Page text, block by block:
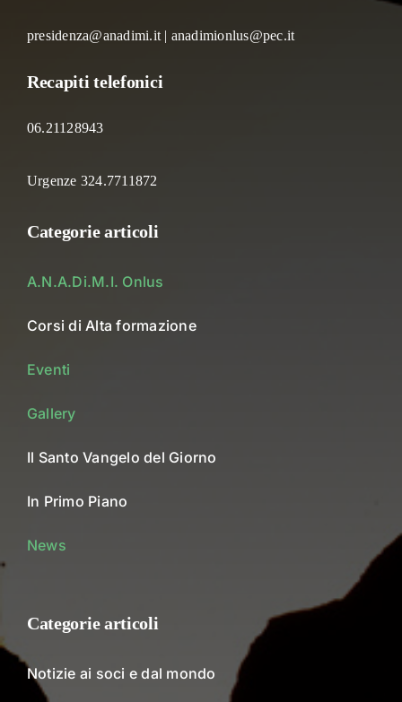
presidenza@anadimi.it | anadimionlus@pec.it
Recapiti telefonici
06.21128943
Urgenze 324.7711872
Categorie articoli
A.N.A.Di.M.I. Onlus
Corsi di Alta formazione
Eventi
Gallery
Il Santo Vangelo del Giorno
In Primo Piano
News
Categorie articoli
Notizie ai soci e dal mondo